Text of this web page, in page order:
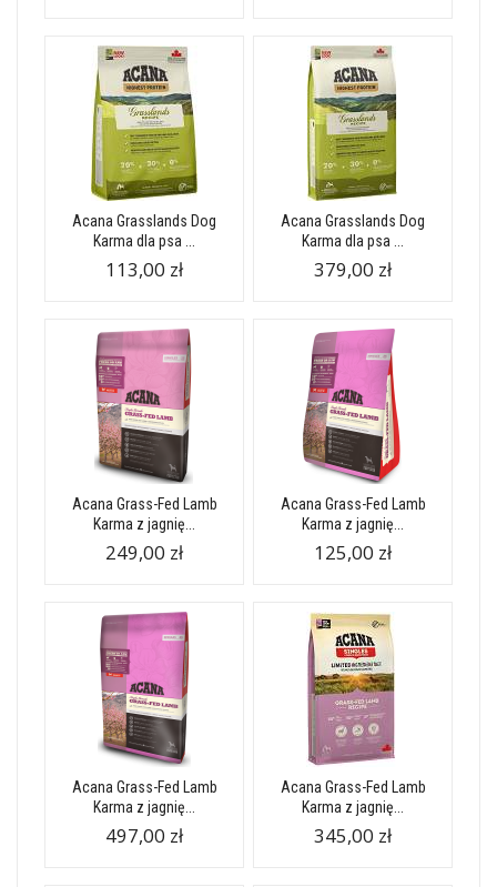
Acana Grasslands Dog
Karma dla psa ...
113,00 zł
Acana Grasslands Dog
Karma dla psa ...
379,00 zł
Acana Grass-Fed Lamb
Karma z jagnię...
249,00 zł
Acana Grass-Fed Lamb
Karma z jagnię...
125,00 zł
Acana Grass-Fed Lamb
Karma z jagnię...
497,00 zł
Acana Grass-Fed Lamb
Karma z jagnię...
345,00 zł